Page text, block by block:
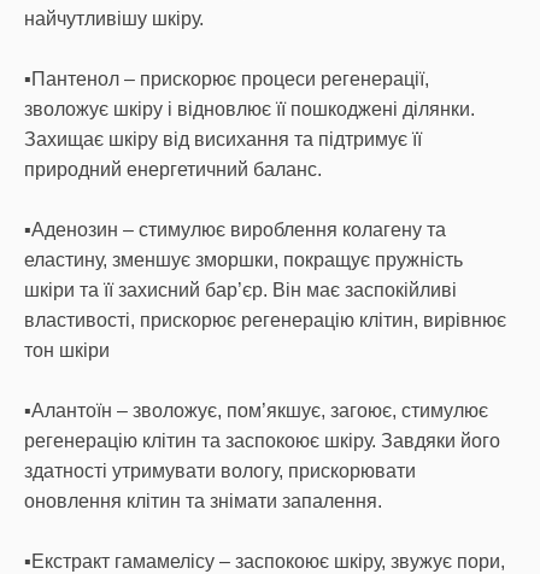
найчутливішу шкіру.
▪️Пантенол – прискорює процеси регенерації,
зволожує шкіру і відновлює її пошкоджені ділянки.
Захищає шкіру від висихання та підтримує її
природний енергетичний баланс.
▪️Аденозин – стимулює вироблення колагену та
еластину, зменшує зморшки, покращує пружність
шкіри та її захисний бар’єр. Він має заспокійливі
властивості, прискорює регенерацію клітин, вирівнює
тон шкіри
▪️Алантоїн – зволожує, пом’якшує, загоює, стимулює
регенерацію клітин та заспокоює шкіру. Завдяки його
здатності утримувати вологу, прискорювати
оновлення клітин та знімати запалення.
▪️Екстракт гамамелісу – заспокоює шкіру, звужує пори,